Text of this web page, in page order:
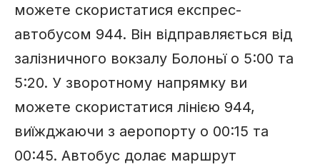
можете скористатися експрес-
автобусом 944. Він відправляється від
залізничного вокзалу Болоньї о 5:00 та
5:20. У зворотному напрямку ви
можете скористатися лінією 944,
виїжджаючи з аеропорту о 00:15 та
00:45. Автобус долає маршрут